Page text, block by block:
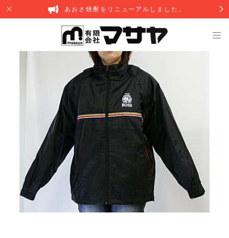
あおさ焼酎をリニューアルしました。